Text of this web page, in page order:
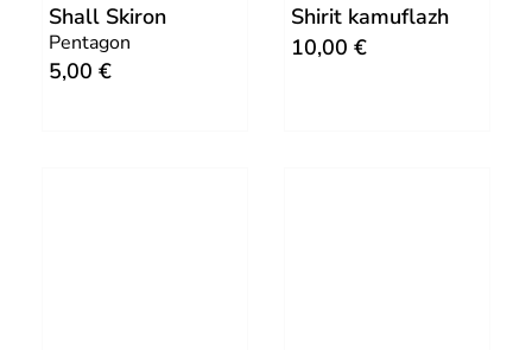
Shall Skiron
Pentagon
5,00 €
Shirit kamuflazh
10,00 €